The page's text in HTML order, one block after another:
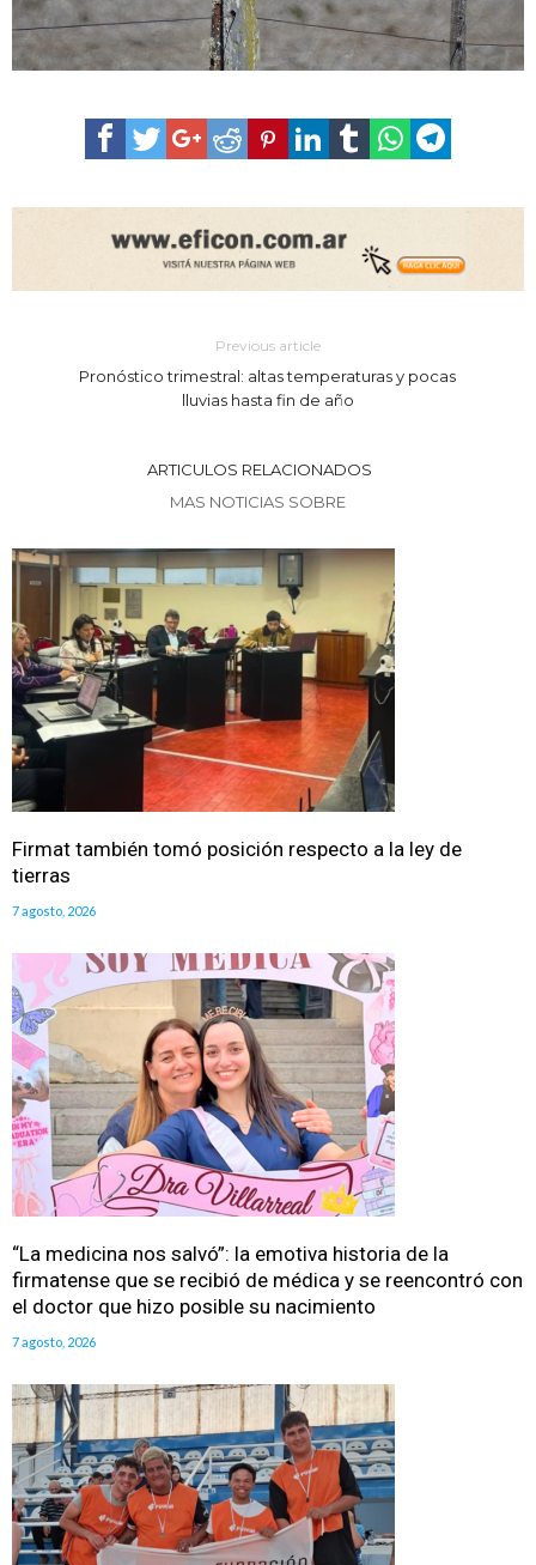
Previous article
Pronóstico trimestral: altas temperaturas y pocas
lluvias hasta fin de año
ARTICULOS RELACIONADOS
MAS NOTICIAS SOBRE
Firmat también tomó posición respecto a la ley de
tierras
7 agosto, 2026
“La medicina nos salvó”: la emotiva historia de la
firmatense que se recibió de médica y se reencontró con
el doctor que hizo posible su nacimiento
7 agosto, 2026